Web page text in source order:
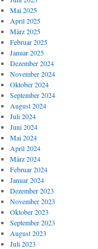
Mai 2025
April 2025
März 2025
Februar 2025
Januar 2025
Dezember 2024
November 2024
Oktober 2024
September 2024
August 2024
Juli 2024
Juni 2024
Mai 2024
April 2024
März 2024
Februar 2024
Januar 2024
Dezember 2023
November 2023
Oktober 2023
September 2023
August 2023
Juli 2023